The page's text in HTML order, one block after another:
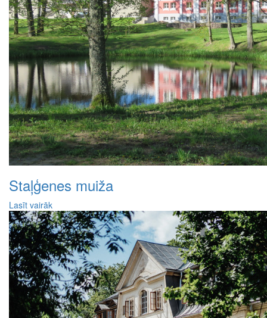
Staļģenes muiža
Lasīt vairāk